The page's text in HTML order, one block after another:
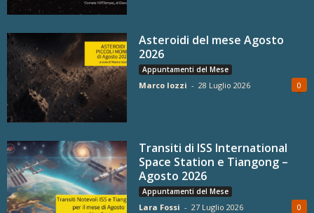
Asteroidi del mese Agosto
2026
Appuntamenti del Mese
Marco Iozzi - 28 Luglio 2026 0
Transiti di ISS International
Space Station e Tiangong –
Agosto 2026
Appuntamenti del Mese
Lara Fossi - 27 Luglio 2026 0